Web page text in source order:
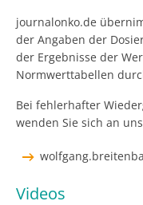
journalonko.de
der Angaben der
der Ergebnisse der
Normwerttabellen
Bei fehlerhafter
wenden Sie sich an
Videos